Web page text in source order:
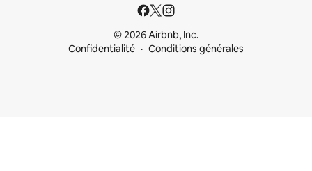
© 2026 Airbnb, Inc.
Confidentialité
Conditions générales